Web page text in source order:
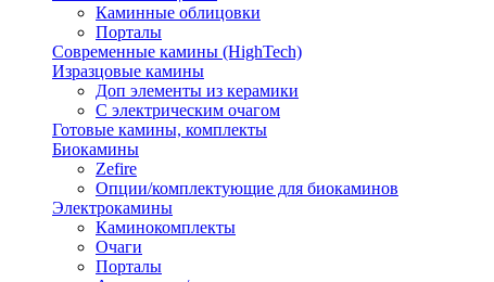
Каминные облицовки
Порталы
Современные камины (HighTech)
Изразцовые камины
Доп элементы из керамики
С электрическим очагом
Готовые камины, комплекты
Биокамины
Zefire
Опции/комплектующие для биокаминов
Электрокамины
Каминокомплекты
Очаги
Порталы